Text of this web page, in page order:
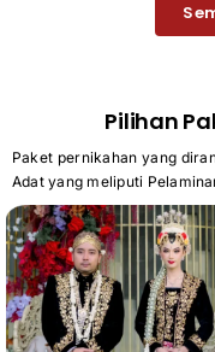
Pilihan
Paket pernikahan yang
Adat yang meliputi